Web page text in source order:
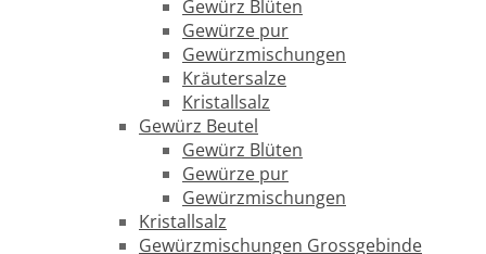
Gewürz Blüten
Gewürze pur
Gewürzmischungen
Kräutersalze
Kristallsalz
Gewürz Beutel
Gewürz Blüten
Gewürze pur
Gewürzmischungen
Kristallsalz
Gewürzmischungen Grossgebinde